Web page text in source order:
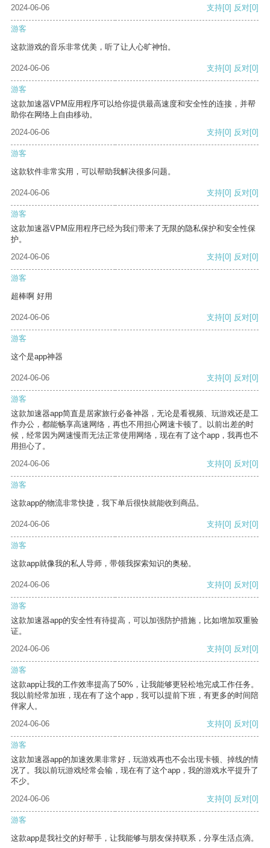
2024-06-06 支持[0] 反对[0]
游客
这款游戏的音乐非常优美，听了让人心旷神怡。
2024-06-06 支持[0] 反对[0]
游客
这款加速器VPM应用程序可以给你提供最高速度和安全性的连接，并帮
助你在网络上自由移动。
2024-06-06
支持[0] 反对[0]
游客
这款软件非常实用，可以帮助我解决很多问题。
2024-06-06 支持[0] 反对[0]
游客
这款加速器VPM应用程序已经为我们带来了无限的隐私保护和安全性保
护。
2024-06-06
支持[0] 反对[0]
游客
超棒啊 好用
2024-06-06 支持[0] 反对[0]
游客
这个是app神器
2024-06-06 支持[0] 反对[0]
游客
这款加速器app简直是居家旅行必备神器，无论是看视频、玩游戏还是工
作办公，都能畅享高速网络，再也不用担心网速卡顿了。以前出差的时
候，经常因为网速慢而无法正常使用网络，现在有了这个app，我再也不
用担心了。
2024-06-06
支持[0] 反对[0]
游客
这款app的物流非常快捷，我下单后很快就能收到商品。
2024-06-06 支持[0] 反对[0]
游客
这款app就像我的私人导师，带领我探索知识的奥秘。
2024-06-06 支持[0] 反对[0]
游客
这款加速器app的安全性有待提高，可以加强防护措施，比如增加双重验
证。
2024-06-06
支持[0] 反对[0]
游客
这款app让我的工作效率提高了50%，让我能够更轻松地完成工作任务。
我以前经常加班，现在有了这个app，我可以提前下班，有更多的时间陪
伴家人。
2024-06-06
支持[0] 反对[0]
游客
这款加速器app的加速效果非常好，玩游戏再也不会出现卡顿、掉线的情
况了。我以前玩游戏经常会输，现在有了这个app，我的游戏水平提升了
不少。
2024-06-06
支持[0] 反对[0]
游客
这款app是我社交的好帮手，让我能够与朋友保持联系，分享生活点滴。